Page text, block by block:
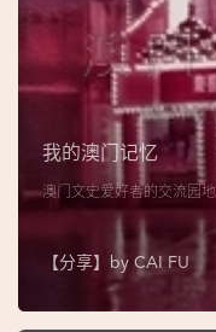
搜
地
阁
我的澳门记忆
澳门文史爱好者的交流园地
【分享】by CAI FU